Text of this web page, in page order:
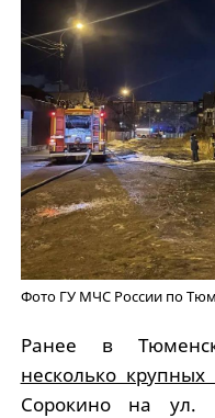
Фото ГУ МЧС России по
Ранее в
несколько
Сорокино на ул.